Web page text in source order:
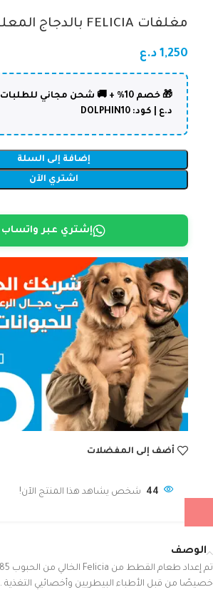
مغلفات FELICIA بالدجاج المعلب 85 غم
1,250 د.ع
د.ع | كود: DOLPHIN10
إضافة إلى السلة
اشتري الآن
إشتري عبر واتساب
أضف إلى المفضلات
44 شخص يشاهد هذا المنتج الآن!
الوصف
تم إعداد طعام القطط من Felicia الخالي من الحبوب 85 جم للقطط
خصيصًا من قبل الأطباء البيطريين وأخصائيي التغذية .